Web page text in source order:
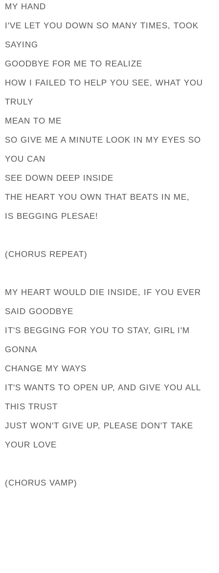
MY HAND
I'VE LET YOU DOWN SO MANY TIMES, TOOK
SAYING
GOODBYE FOR ME TO REALIZE
HOW I FAILED TO HELP YOU SEE, WHAT YOU
TRULY
MEAN TO ME
SO GIVE ME A MINUTE LOOK IN MY EYES SO
YOU CAN
SEE DOWN DEEP INSIDE
THE HEART YOU OWN THAT BEATS IN ME,
IS BEGGING PLESAE!
(CHORUS REPEAT)
MY HEART WOULD DIE INSIDE, IF YOU EVER
SAID GOODBYE
IT'S BEGGING FOR YOU TO STAY, GIRL I'M
GONNA
CHANGE MY WAYS
IT'S WANTS TO OPEN UP, AND GIVE YOU ALL
THIS TRUST
JUST WON'T GIVE UP, PLEASE DON'T TAKE
YOUR LOVE
(CHORUS VAMP)